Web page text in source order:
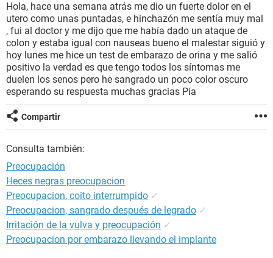
BIENESTAR
SEXUALIDAD
GLOSARIO
Hola, hace una semana atrás me dio un fuerte dolor en el
utero como unas puntadas, e hinchazón me sentía muy mal
, fui al doctor y me dijo que me había dado un ataque de
colon y estaba igual con nauseas bueno el malestar siguió y
hoy lunes me hice un test de embarazo de orina y me salió
positivo la verdad es que tengo todos los síntomas me
duelen los senos pero he sangrado un poco color oscuro
esperando su respuesta muchas gracias Pía
Compartir
Consulta también:
Preocupación
Heces negras preocupacion
Preocupacion, coito interrumpido ✓
Preocupacion, sangrado después de legrado ✓
Irritación de la vulva y preocupación ✓
Preocupacion por embarazo llevando el implante